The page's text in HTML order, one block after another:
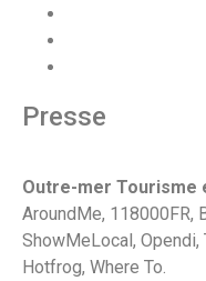
Presse
Outre-mer Tourisme
AroundMe, 118000FR,
ShowMeLocal,
Hotfrog, Where To.